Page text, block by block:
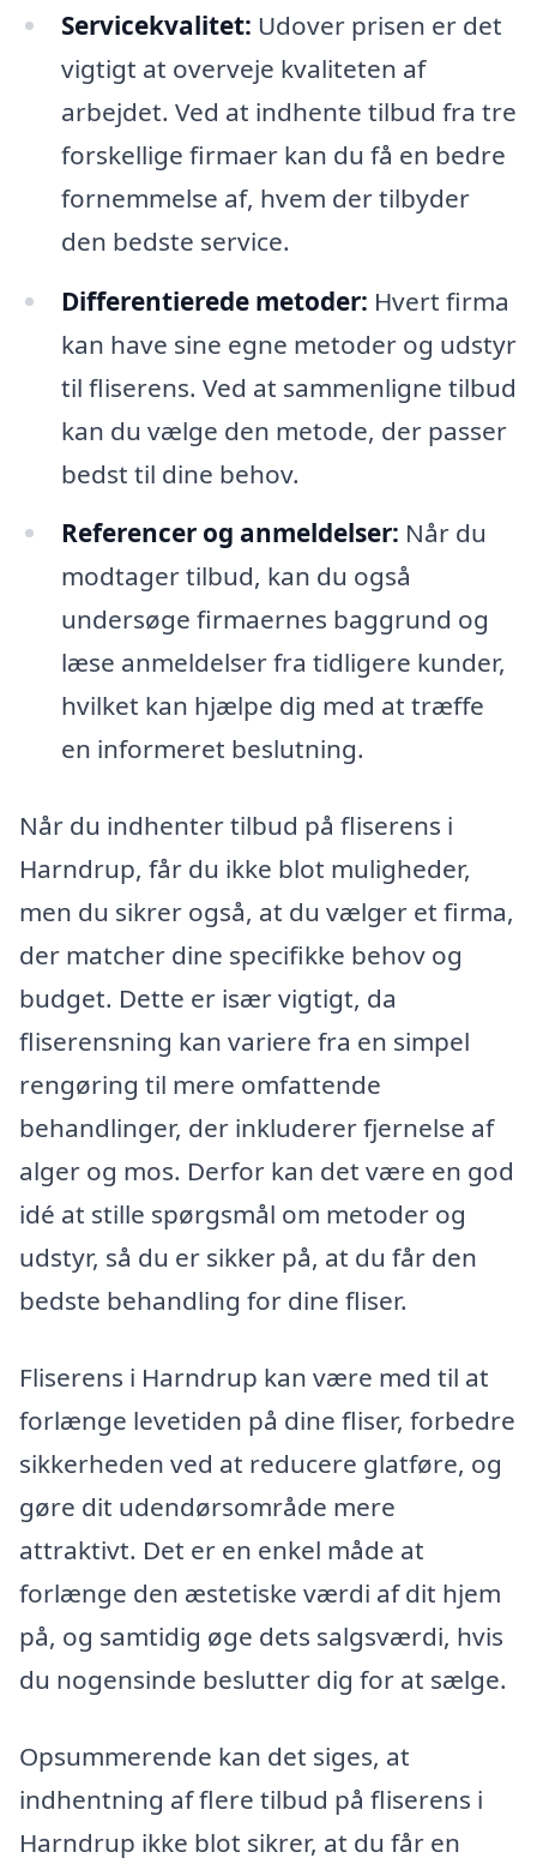
Servicekvalitet: Udover prisen er det
vigtigt at overveje kvaliteten af
arbejdet. Ved at indhente tilbud fra tre
forskellige firmaer kan du få en bedre
fornemmelse af, hvem der tilbyder
den bedste service.
Differentierede metoder: Hvert firma
kan have sine egne metoder og udstyr
til fliserens. Ved at sammenligne tilbud
kan du vælge den metode, der passer
bedst til dine behov.
Referencer og anmeldelser: Når du
modtager tilbud, kan du også
undersøge firmaernes baggrund og
læse anmeldelser fra tidligere kunder,
hvilket kan hjælpe dig med at træffe
en informeret beslutning.
Når du indhenter tilbud på fliserens i
Harndrup, får du ikke blot muligheder,
men du sikrer også, at du vælger et firma,
der matcher dine specifikke behov og
budget. Dette er især vigtigt, da
fliserensning kan variere fra en simpel
rengøring til mere omfattende
behandlinger, der inkluderer fjernelse af
alger og mos. Derfor kan det være en god
idé at stille spørgsmål om metoder og
udstyr, så du er sikker på, at du får den
bedste behandling for dine fliser.
Fliserens i Harndrup kan være med til at
forlænge levetiden på dine fliser, forbedre
sikkerheden ved at reducere glatføre, og
gøre dit udendørsområde mere
attraktivt. Det er en enkel måde at
forlænge den æstetiske værdi af dit hjem
på, og samtidig øge dets salgsværdi, hvis
du nogensinde beslutter dig for at sælge.
Opsummerende kan det siges, at
indhentning af flere tilbud på fliserens i
Harndrup ikke blot sikrer, at du får en